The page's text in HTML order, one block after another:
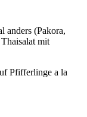
anders (Pakora,
mit
Pfifferlinge a la